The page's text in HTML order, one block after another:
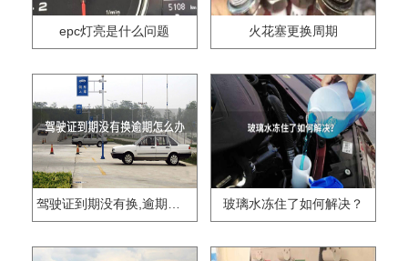
epc灯亮是什么问题 火花塞更换周期
驾驶证到期没有换,逾期怎么办?? 玻璃水冻住了如何解决？